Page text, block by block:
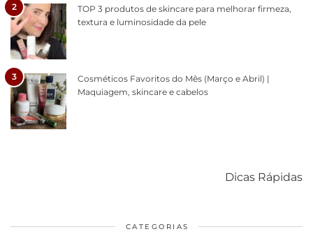
2
TOP 3 produtos de skincare para melhorar firmeza,
textura e luminosidade da pele
3
Cosméticos Favoritos do Mês (Março e Abril) |
Maquiagem, skincare e cabelos
Dicas Rápidas
diários
cabelos
CATEGORIAS